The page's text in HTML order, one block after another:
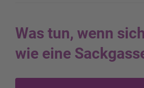
Was tun, wenn
wie eine